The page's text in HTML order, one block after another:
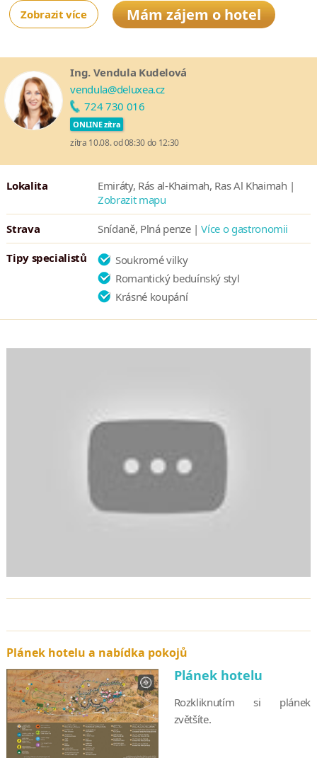
Ritz Carlton Ras Al Khaimah, Al Hamra Beach.
V blízkosti resortu se nachází přírodní rezervace, která je
resortu patří možnost setkání se sokoly a lukostřelba.
Hotel je vzdálený 20 minut od živého městského centra Ras Al
Khaimah.
Zobrazit více Mám zájem o hotel
Ing. Vendula Kudelová
vendula@deluxea.cz
724 730 016
ONLINE zítra
zítra 10.08. od 08:30 do 12:30
Lokalita
Emiráty, Rás al-Khaimah, Ras Al Khaimah |
Zobrazit mapu
Strava Snídaně, Plná penze |Více o gastronomii
Tipy specialistů
Soukromé vilky
Romantický beduínský styl
Krásné koupání
Plánek hotelu a nabídka pokojů
Plánek hotelu
Rozkliknutím si plánek
zvětšíte.